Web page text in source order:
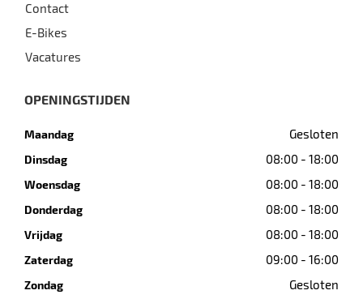
Contact
E-Bikes
Vacatures
OPENINGSTIJDEN
Maandag Gesloten
Dinsdag 08:00 - 18:00
Woensdag 08:00 - 18:00
Donderdag 08:00 - 18:00
Vrijdag 08:00 - 18:00
Zaterdag 09:00 - 16:00
Zondag Gesloten